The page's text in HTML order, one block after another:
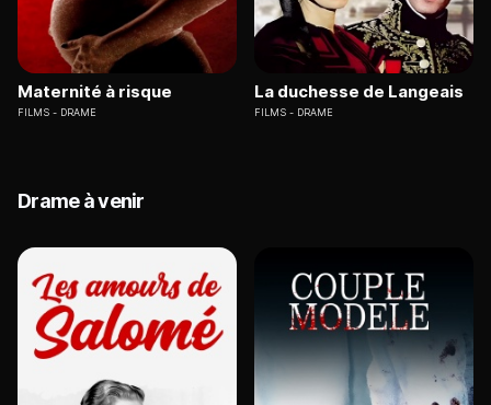
Maternité à risque
FILMS DRAME
La duchesse de Langeais
FILMS DRAME
Drame à venir